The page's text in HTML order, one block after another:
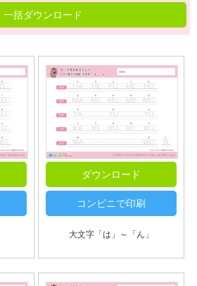
一括ダウンロード
ダウンロード
コンビニで印刷
大文字「は」～「ん」